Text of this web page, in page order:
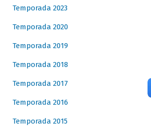
Temporada 2023
Temporada 2020
Temporada 2019
Temporada 2018
Temporada 2017
Temporada 2016
Temporada 2015